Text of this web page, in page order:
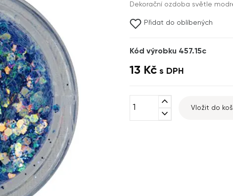
Dekorační ozdoba světle
Přidat do oblíbených
Kód výrobku 457.15c
13 Kč s DPH
expand_less
expand_more
Vložit do